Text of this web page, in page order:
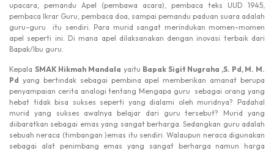
upacara, pemandu Apel (pembawa acara), pembaca teks UUD 1945,
pembaca Ikrar Guru, pembaca doa, sampai pemandu paduan suara adalah
guru-guru itu sendiri. Para murid sangat merindukan momen-momen
apel seperti ini. Di mana apel dilaksanakan dengan inovasi terbaik dari
Bapak/Ibu guru.
Kepala SMAK Hikmah Mandala yaitu Bapak Sigit Nugraha ,S. Pd, M. M.
Pd yang bertindak sebagai pembina apel memberikan amanat berupa
penyampaian cerita analogi tentang Mengapa guru sebagai orang yang
hebat tidak bisa sukses seperti yang dialami oleh muridnya? Padahal
murid yang sukses awalnya belajar dari guru tersebut? Murid yang
diibaratkan sebagai emas yang sangat berharga. Sedangkan guru adalah
sebuah neraca (timbangan )emas itu sendiri. Walaupun neraca digunakan
sebagai alat penimbang emas yang sangat berharga namun harga